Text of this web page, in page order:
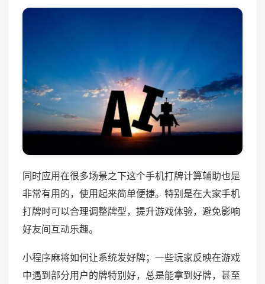
同时应用在很多场景之下这个手机打牌计算辅助也是
非常有用的，使用起来简单便捷。特别是在大家手机
打牌时可以合理调整牌型，提升游戏体验，避免影响
好友间互动乐趣。
小程序麻将如何让系统发好牌；一些玩家反映在游戏
中遇到部分用户的牌特别好，总是能拿到好牌，甚至